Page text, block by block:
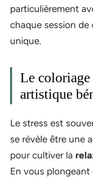
particulièrement
chaque session
unique.
Le coloriage
artistique
Le stress est
se révèle être une
pour cultiver la
En vous plongeant